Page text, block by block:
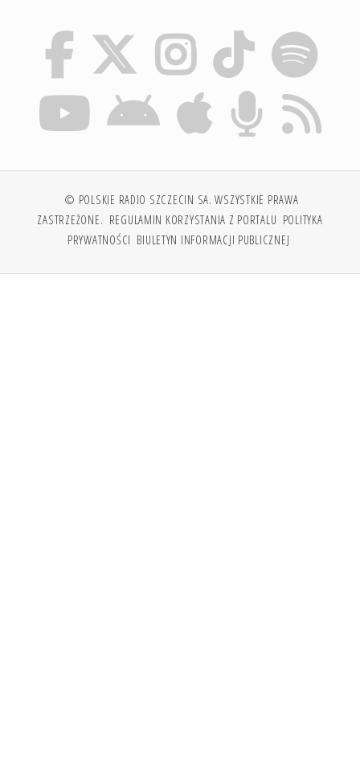
© POLSKIE RADIO SZCZECIN SA. WSZYSTKIE PRAWA
ZASTRZEŻONE. REGULAMIN KORZYSTANIA Z PORTALU POLITYKA
PRYWATNOŚCI BIULETYN INFORMACJI PUBLICZNEJ